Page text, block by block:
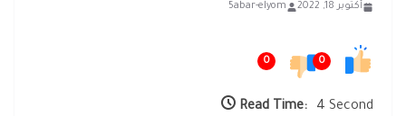
أكتوبر 18, 2022 5abar-elyom
0
0
Read Time: 4 Second